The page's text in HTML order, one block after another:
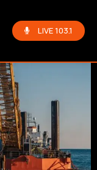
LIVE 103.1